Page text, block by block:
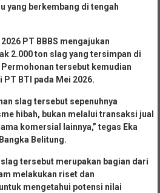
yang berkembang di tengah
PT BBBS mengajukan
2.000 ton slag yang tersimpan di
tersebut kemudian
BTI pada Mei 2026.
slag tersebut sepenuhnya
hibah, bukan melalui transaksi jual
komersial lainnya,” tegas Eka
Belitung.
tersebut merupakan bagian dari
melakukan riset dan
mengetahui potensi nilai